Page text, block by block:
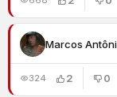
Marcos
324 2 0